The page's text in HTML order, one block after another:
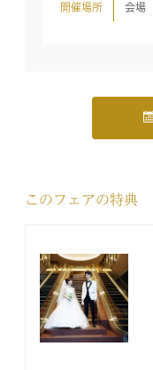
開催場所 会場
このフェアの特典